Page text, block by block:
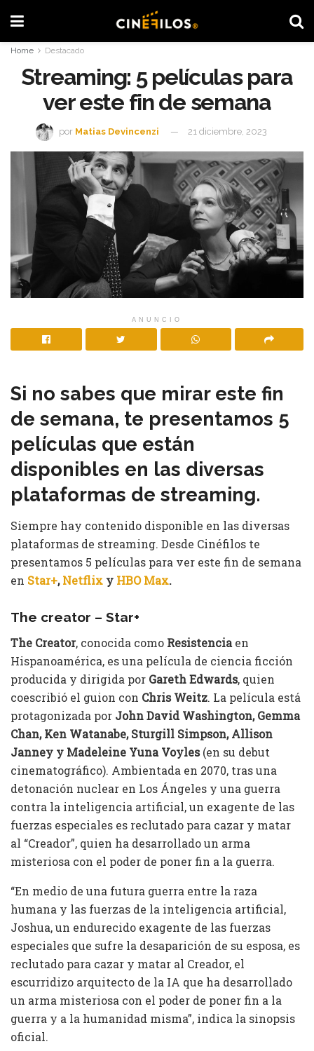
Home Destacado
Streaming: 5 películas para
ver este fin de semana
por Matias Devincenzi 21 diciembre, 2023
ANUNCIO
Si no sabes que mirar este fin
de semana, te presentamos 5
películas que están
disponibles en las diversas
plataformas de streaming.
Siempre hay contenido disponible en las diversas
plataformas de streaming. Desde Cinéfilos te
presentamos 5 películas para ver este fin de semana
en Star+,Netflix y HBO Max.
The creator – Star+
The Creator, conocida como Resistenciaen
Hispanoamérica, es una película de ciencia ficción
producida y dirigida por Gareth Edwards, quien
coescribió el guion con Chris Weitz. La película está
protagonizada por John David Washington, Gemma
Chan, Ken Watanabe, Sturgill Simpson, Allison
Janney y Madeleine Yuna Voyles(en su debut
cinematográfico). Ambientada en 2070, tras una
detonación nuclear en Los Ángeles y una guerra
contra la inteligencia artificial, un exagente de las
fuerzas especiales es reclutado para cazar y matar
al “Creador”, quien ha desarrollado un arma
misteriosa con el poder de poner fin a la guerra.
“En medio de una futura guerra entre la raza
humana y las fuerzas de la inteligencia artificial,
Joshua, un endurecido exagente de las fuerzas
especiales que sufre la desaparición de su esposa, es
reclutado para cazar y matar al Creador, el
escurridizo arquitecto de la IA que ha desarrollado
un arma misteriosa con el poder de poner fin a la
guerra y a la humanidad misma”, indica la sinopsis
oficial.